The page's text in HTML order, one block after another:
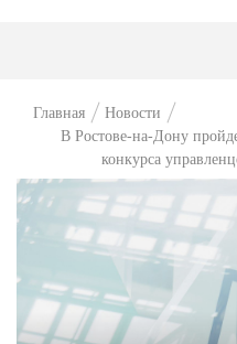
Главная
Новости
В Ростове-на-Дону
конкурса